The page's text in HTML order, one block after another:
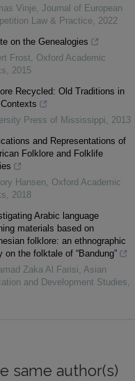
Vinje, Journal of European
Law & Practice, 2022
on the Genealogies
Frost, Oxford Academic
, 2015
Recycled: Old Traditions in
Press of Mississippi, 2013
and Representations of
Folklore and Folklife
Hansen, Oxford Academic
, 2018
Arabic language
materials based on
folklore: an ethnographic
on the folktale of “Bandung”
Zaka Al Farisi, Asian
and Development Studies,
same author(s)